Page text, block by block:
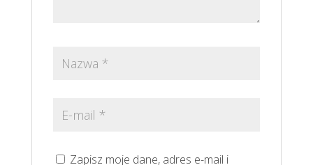
Zapisz moje dane, adres e-mail i